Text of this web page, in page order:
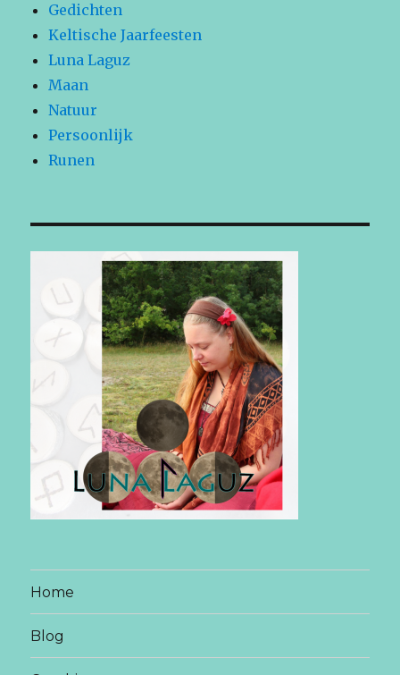
Gedichten
Keltische Jaarfeesten
Luna Laguz
Maan
Natuur
Persoonlijk
Runen
Home
Blog